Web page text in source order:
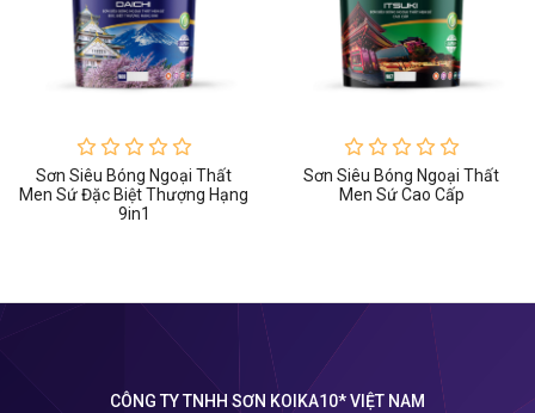
Sơn Siêu Bóng Ngoại Thất
Men Sứ Đặc Biệt Thượng Hạng
9in1
Sơn Siêu Bóng Ngoại Thất
Men Sứ Cao Cấp
CÔNG TY TNHH SƠN KOIKA10* VIỆT NAM